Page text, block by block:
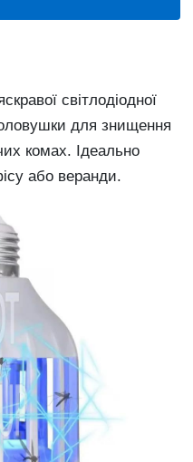
світлодіодної
для знищення
комах. Ідеально
або веранди.